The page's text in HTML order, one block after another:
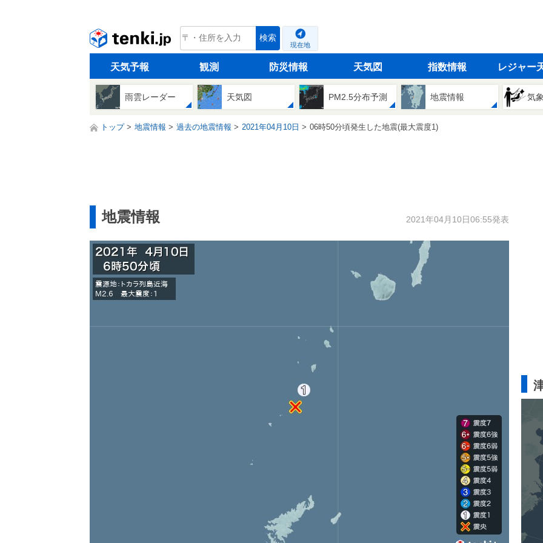
tenki.jp 検索
現在地
天気予報 観測 防災情報 天気図 指数情報 レジャー
雨雲レーダー 天気図 PM2.5分布予測 地震情報 気
トップ 地震情報 過去の地震情報 2021年04月10日 06時50分頃発生した地震(最大震度1)
地震情報 2021年04月10日06:55発表